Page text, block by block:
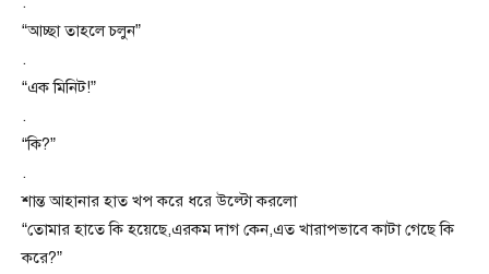
“আচ্ছা তাহলে চলুন”
.
“এক মিনিট!”
.
“কি?”
.
শান্ত আহানার হাত খপ করে ধরে উল্টো করলো
“তোমার হাতে কি হয়েছে,এরকম দাগ কেন,এত খারাপভাবে কাটা গেছে কি
করে?”